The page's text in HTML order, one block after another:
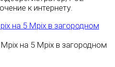
к интернету.
на 5 Mpix в загородном